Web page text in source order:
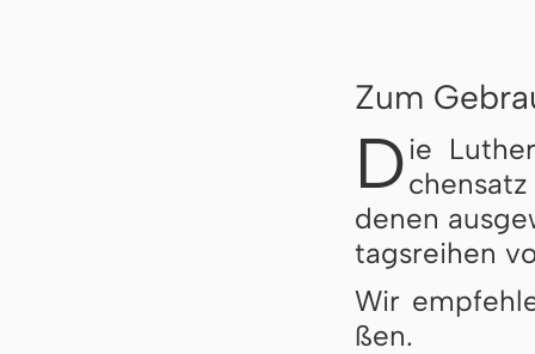
Zum
D ie
de­nen
tags­rei­hen
Wir
ßen.